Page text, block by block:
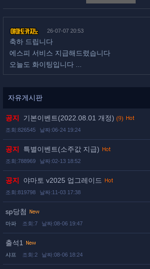
26-07-07 20:53
축하 드립니다
에스피 서비스 지급해드렸습니다
오늘도 화이팅입니다 ...
자유게시판
공지 기본이벤트(2022.08.01 개정) (9)
조회:826545 날짜:06-24 19:24
공지 특별이벤트(소주값 지급)
조회:788969 날짜:02-13 18:52
공지 야마토 v2025 업그레이드
조회:819798 날짜:11-03 17:38
sp당첨
마파 조회:7 날짜:08-06 19:47
출석1
샤프 조회:2 날짜:08-06 18:24